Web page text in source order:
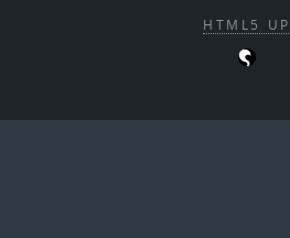
HTML5 UP